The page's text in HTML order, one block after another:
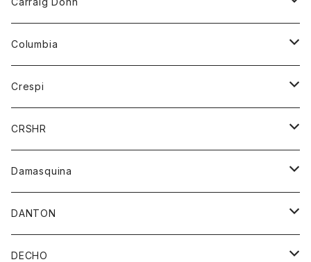
チーフ
バンダナ
トレーナー
パーカー
カーディガン
Tシャツ
ニット
Columbia
アウター
ジャケット
Crespi
ジャケット
ワンピース
ブラウス
CRSHR
キャップ
Damasquina
ウォレット
カードケース
DANTON
アウター
DECHO